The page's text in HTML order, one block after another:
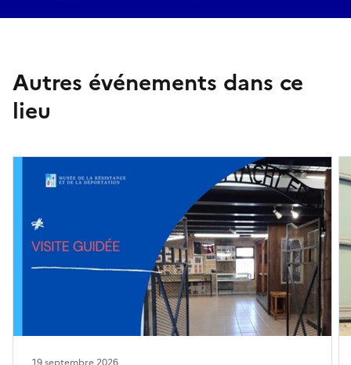
Autres événements dans ce
lieu